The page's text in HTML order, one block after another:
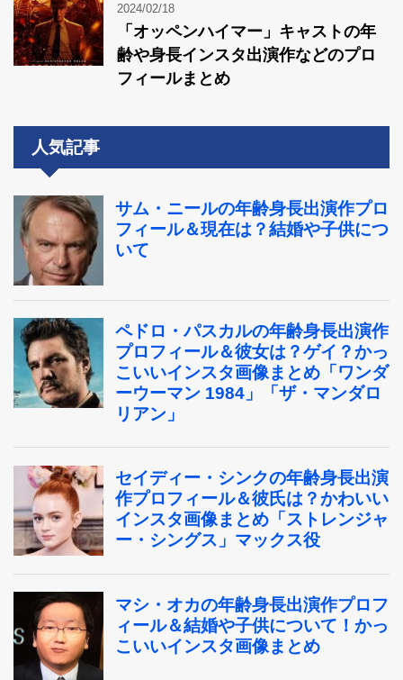
2024/02/18
「オッペンハイマー」キャストの年
齢や身長インスタ出演作などのプロ
フィールまとめ
人気記事